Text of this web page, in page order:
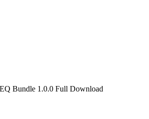
Bundle 1.0.0 Full Download